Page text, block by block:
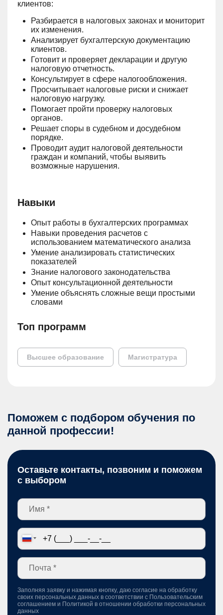
клиентов:
Разбирается в налоговых законах и мониторит
их изменения.
Анализирует бухгалтерскую документацию
клиентов.
Готовит и проверяет декларации и другую
налоговую отчетность.
Консультирует в сфере налогообложения.
Просчитывает налоговые риски и снижает
налоговую нагрузку.
Помогает пройти проверку налоговых
органов.
Решает споры в судебном и досудебном
порядке.
Проводит аудит налоговой деятельности
граждан и компаний, чтобы выявить
возможные нарушения.
Навыки
Опыт работы в бухгалтерских программах
Навыки проведения расчетов с
использованием математического анализа
Умение анализировать статистических
показателей
Знание налогового законодательства
Опыт консультационной деятельности
Умение объяснять сложные вещи простыми
словами
Топ программ
Высшее образование Магистратура
Поможем с подбором обучения по
данной профессии!
Оставьте контакты, позвоним и поможем
с выбором
Заполняя заявку и нажимая кнопку, даю согласие на обработку
своих персональных данных в соответствии с Пользовательским
соглашением и Политикой в отношении обработки персональных
данных